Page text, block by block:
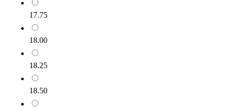
17.75
18.00
18.25
18.50